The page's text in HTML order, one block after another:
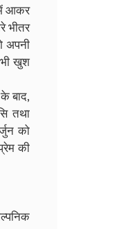
में आकर
भीतर
अपनी
खुश
बाद,
तथा
को
की